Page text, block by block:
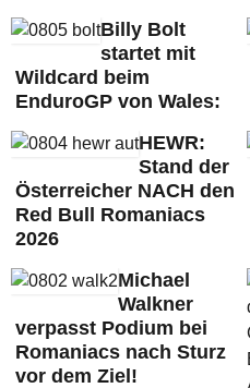
Billy Bolt
startet mit
Wildcard beim
EnduroGP von Wales:
HEWR:
Stand der
Österreicher NACH den
Red Bull Romaniacs
2026
Michael
Walkner
verpasst Podium bei
Romaniacs nach Sturz
vor dem Ziel!